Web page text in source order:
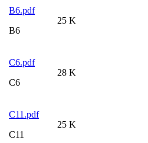
B6.pdf
B6
25 K
C6.pdf
C6
28 K
C11.pdf
C11
25 K